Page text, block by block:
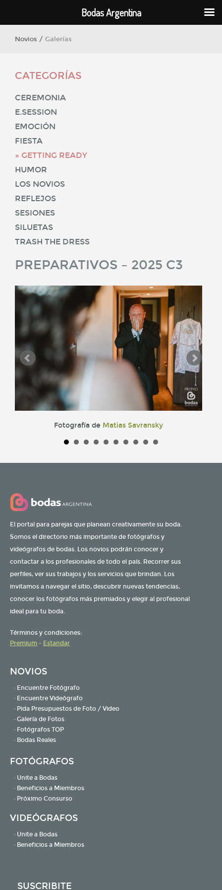
Novios / Galerías
CATEGORÍAS
CEREMONIA
E.SESSION
EMOCIÓN
FIESTA
GETTING READY
HUMOR
LOS NOVIOS
REFLEJOS
SESIONES
SILUETAS
TRASH THE DRESS
PREPARATIVOS – 2025 C3
Fotografía deMatias Savransky
El portal para parejas que planean creativamente su boda.
Somos el directorio más importante de fotógrafos y
videógrafos de bodas. Los novios podrán conocer y
contactar a los profesionales de todo el país. Recorrer sus
perfiles, ver sus trabajos y los servicios que brindan. Los
invitamos a navegar el sitio, descubrir nuevas tendencias,
conocer los fotógrafos más premiados y elegir al profesional
ideal para tu boda.
Términos y condiciones:
Premium - Estandar
NOVIOS
· Encuentre Fotógrafo
· Encuentre Videógrafo
· Pida Presupuestos de Foto / Video
· Galería de Fotos
· Fotógrafos TOP
· Bodas Reales
FOTÓGRAFOS
· Unite a Bodas
· Beneficios a Miembros
· Próximo Consurso
VIDEÓGRAFOS
· Unite a Bodas
· Beneficios a Miembros
SUSCRIBITE
Bodas Argentina